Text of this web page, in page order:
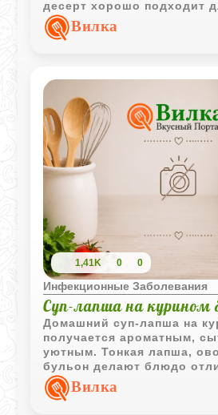
десерт хорошо подходит
завтрака или лёгкого
Вилка
1,41K 0 0
Инфекционные Заболевания
Суп-лапша на курином
Домашний суп-лапша на
получается ароматным,
уютным. Тонкая лапша,
бульон делают блюдо
вариантом для семейного
Вилка